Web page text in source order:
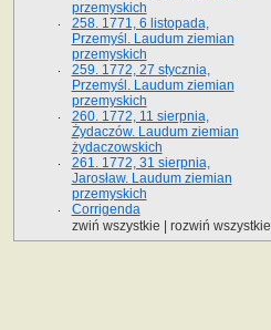
przemyskich
258. 1771, 6 listopada,
Przemyśl. Laudum ziemian
przemyskich
259. 1772, 27 stycznia,
Przemyśl. Laudum ziemian
przemyskich
260. 1772, 11 sierpnia,
Żydaczów. Laudum ziemian
żydaczowskich
261. 1772, 31 sierpnia,
Jarosław. Laudum ziemian
przemyskich
Corrigenda
zwiń wszystkie
rozwiń wszystkie